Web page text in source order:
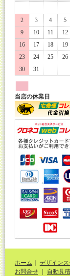
2
3 4 5
9
10 11 12
16
17 18 19
23
24 25 26
30
31
当店の休業日
ホーム デザイン
お問合せ
自動見